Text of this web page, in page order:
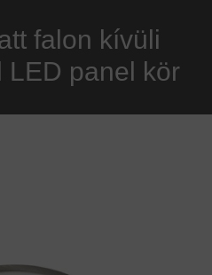
falon kívüli
LED panel kör